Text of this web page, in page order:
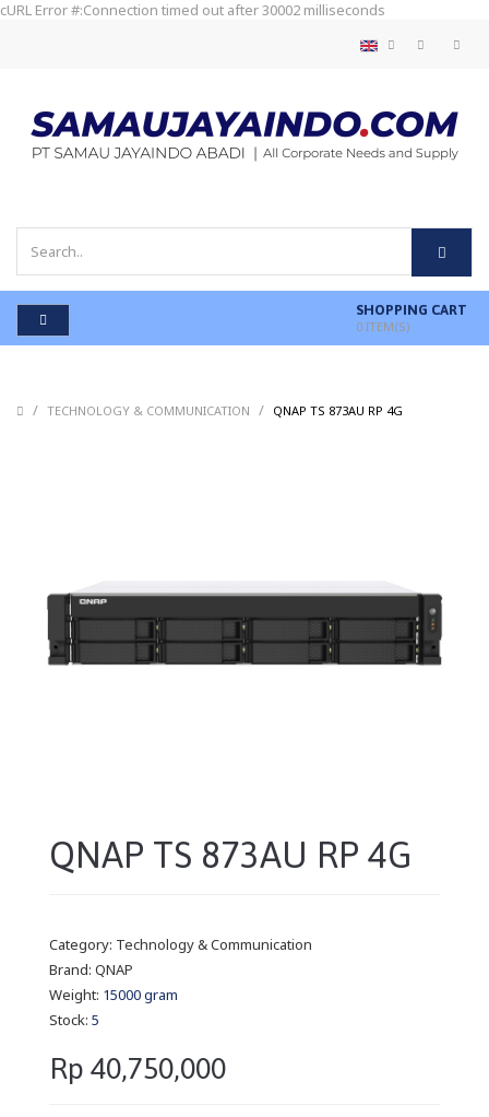
cURL Error #:Connection timed out after 30002 milliseconds
SHOPPING CART
0 ITEM(S)
/ TECHNOLOGY & COMMUNICATION / QNAP TS 873AU RP 4G
QNAP TS 873AU RP 4G
Category: Technology & Communication
Brand: QNAP
Weight: 15000 gram
Stock: 5
Rp 40,750,000